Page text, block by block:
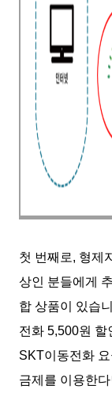
첫 번째로, 형제
상인 분들에게
합 상품이 있습
전화 5,500원 할
SKT이동전화 요
금제를 이용한